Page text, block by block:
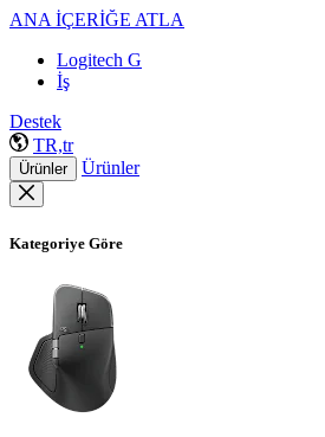
ANA İÇERİĞE ATLA
Logitech G
İş
Destek
TR,tr
Ürünler Ürünler
Kategoriye Göre